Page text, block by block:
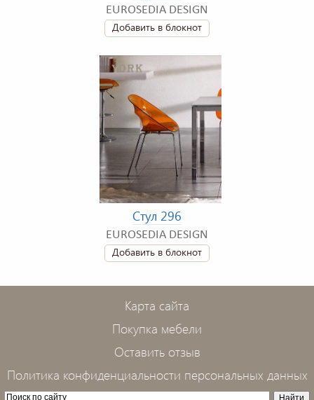
EUROSEDIA DESIGN
Добавить в блокнот
Стул 296
EUROSEDIA DESIGN
Добавить в блокнот
Карта сайта
Покупка мебели
Оставить отзыв
Политика конфиденциальности персональных данных